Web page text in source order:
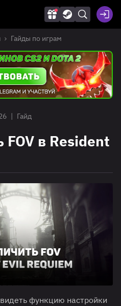
Гайды по играм
| Гайд
FOV в Resident
функцию настройки